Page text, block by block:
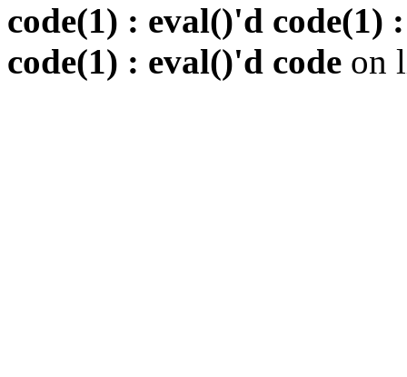
code(1) : eval()'d code(1)
code(1) : eval()'d code on